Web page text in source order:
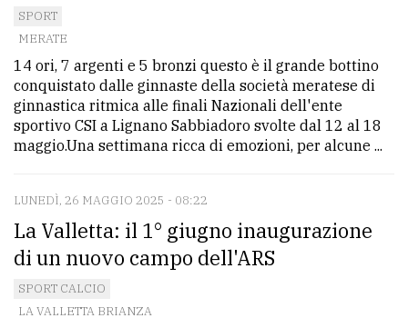
SPORT
MERATE
14 ori, 7 argenti e 5 bronzi questo è il grande bottino
conquistato dalle ginnaste della società meratese di
ginnastica ritmica alle finali Nazionali dell'ente
sportivo CSI a Lignano Sabbiadoro svolte dal 12 al 18
maggio.Una settimana ricca di emozioni, per alcune ...
LUNEDÌ, 26 MAGGIO 2025 - 08:22
La Valletta: il 1° giugno inaugurazione
di un nuovo campo dell'ARS
SPORT CALCIO
LA VALLETTA BRIANZA